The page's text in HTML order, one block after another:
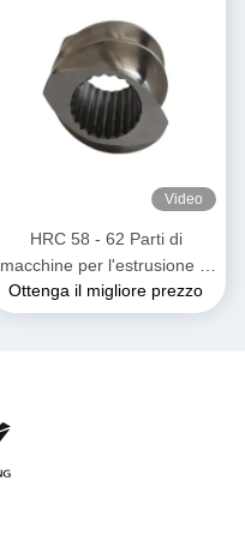
Video
HRC 58 - 62 Parti di
macchine per l'estrusione di
elementi a doppia vite per
alte temperature
Ottenga il migliore prezzo